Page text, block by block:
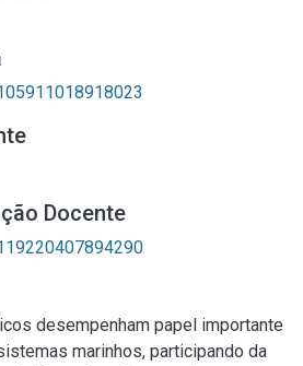
Docente
desempenham papel importante
marinhos, participando da